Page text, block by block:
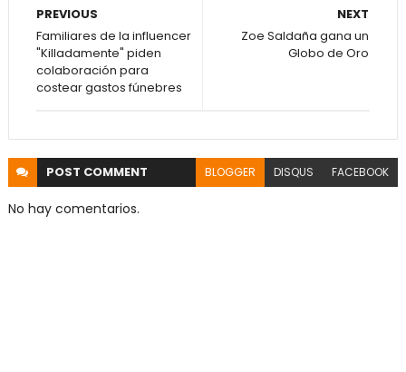
NEXT
Zoe Saldaña gana un
Globo de Oro
PREVIOUS
Familiares de la influencer
"Killadamente" piden
colaboración para
costear gastos fúnebres
POST COMMENT BLOGGER DISQUS FACEBOOK
No hay comentarios.